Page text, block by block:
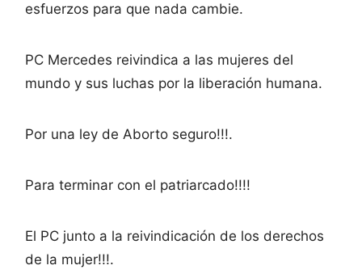
esfuerzos para que nada cambie.
PC Mercedes reivindica a las mujeres del
mundo y sus luchas por la liberación humana.
Por una ley de Aborto seguro!!!.
Para terminar con el patriarcado!!!!
El PC junto a la reivindicación de los derechos
de la mujer!!!.